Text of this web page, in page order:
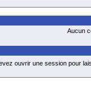
Aucun
ouvrir une session pour